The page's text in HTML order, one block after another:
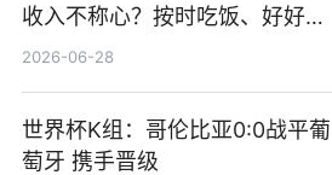
收入不称心？按时吃饭、好好睡
觉
2026-06-28
世界杯K组：哥伦比亚0:0战平葡
萄牙 携手晋级